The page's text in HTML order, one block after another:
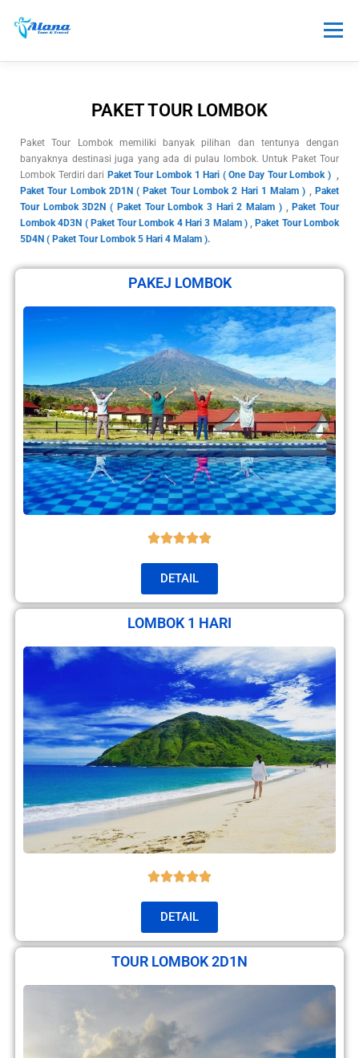
Menu
PAKET LAINNYA
PAKET TOUR LOMBOK
Paket Tour Lombok memiliki banyak pilihan dan tentunya dengan
banyaknya destinasi juga yang ada di pulau lombok. Untuk Paket Tour
Lombok Terdiri dari Paket Tour Lombok 1 Hari ( One Day Tour Lombok ),
Paket Tour Lombok 2D1N ( Paket Tour Lombok 2 Hari 1 Malam ) , Paket
Tour Lombok 3D2N ( Paket Tour Lombok 3 Hari 2 Malam ), Paket Tour
Lombok 4D3N ( Paket Tour Lombok 4 Hari 3 Malam ), Paket Tour Lombok
5D4N ( Paket Tour Lombok 5 Hari 4 Malam ).
PAKEJ LOMBOK
DETAIL
LOMBOK 1 HARI
DETAIL
TOUR LOMBOK 2D1N